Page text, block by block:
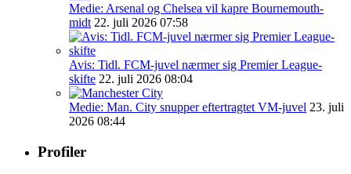
Medie: Arsenal og Chelsea vil kapre Bournemouth-
midt 22. juli 2026 07:58
Avis: Tidl. FCM-juvel nærmer sig Premier League-
skifte 22. juli 2026 08:04
Medie: Man. City snupper eftertragtet VM-juvel 23. juli
2026 08:44
Profiler